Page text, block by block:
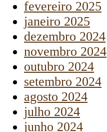
fevereiro 2025
janeiro 2025
dezembro 2024
novembro 2024
outubro 2024
setembro 2024
agosto 2024
julho 2024
junho 2024